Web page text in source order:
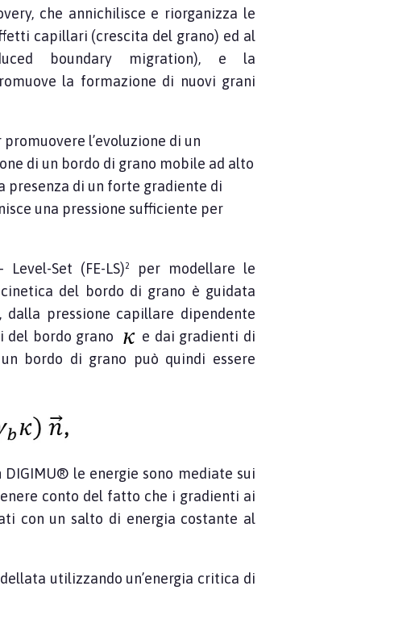
che annichilisce e riorganizza le
capillari (crescita del grano) ed al
boundary migration), e la
la formazione di nuovi grani
l’evoluzione di un
di un bordo di grano mobile ad alto
presenza di un forte gradiente di
una pressione sufficiente per
Set (FE-LS)² per modellare le
del bordo di grano è guidata
, dalla pressione capillare dipendente
del bordo grano
e dai gradienti di
bordo di grano può quindi essere
le energie sono mediate sui
conto del fatto che i gradienti ai
con un salto di energia costante al
utilizzando un’energia critica di